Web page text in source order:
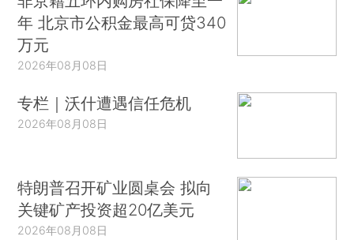
年 北京市公积金最高可贷340
万元
2026年08月08日
专栏｜沃什遭遇信任危机
2026年08月08日
特朗普召开矿业圆桌会 拟向
关键矿产投资超20亿美元
2026年08月08日